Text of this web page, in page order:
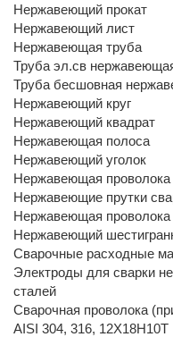
Нержавеющий прокат
Нержавеющий лист
Нержавеющая труба
Труба эл.св
Труба бесшовная
Нержавеющий круг
Нержавеющий квадрат
Нержавеющая полоса
Нержавеющий уголок
Нержавеющая проволока
Нержавеющие прутки
Нержавеющая проволока
Нержавеющий
Сварочные расходные
Электроды для сварки
сталей
Сварочная проволока
AISI 304, 316, 12Х18Н10Т